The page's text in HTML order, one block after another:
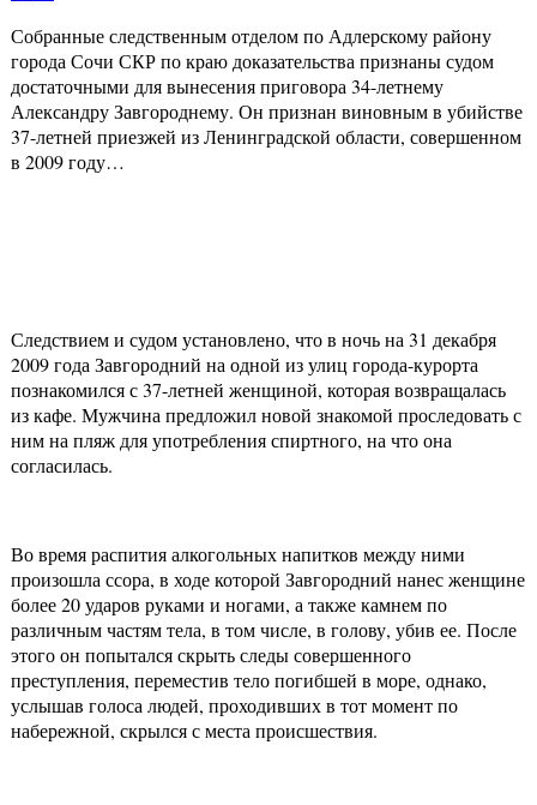
Собранные следственным отделом по Адлерскому району
города Сочи СКР по краю доказательства признаны судом
достаточными для вынесения приговора 34-летнему
Александру Завгороднему. Он признан виновным в убийстве
37-летней приезжей из Ленинградской области, совершенном
в 2009 году…
Следствием и судом установлено, что в ночь на 31 декабря
2009 года Завгородний на одной из улиц города-курорта
познакомился с 37-летней женщиной, которая возвращалась
из кафе. Мужчина предложил новой знакомой проследовать с
ним на пляж для употребления спиртного, на что она
согласилась.
Во время распития алкогольных напитков между ними
произошла ссора, в ходе которой Завгородний нанес женщине
более 20 ударов руками и ногами, а также камнем по
различным частям тела, в том числе, в голову, убив ее. После
этого он попытался скрыть следы совершенного
преступления, переместив тело погибшей в море, однако,
услышав голоса людей, проходивших в тот момент по
набережной, скрылся с места происшествия.